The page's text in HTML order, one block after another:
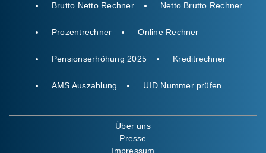
Brutto Netto Rechner Netto Brutto Rechner
Prozentrechner Online Rechner
Pensionserhöhung 2025 Kreditrechner
AMS Auszahlung UID Nummer prüfen
Über uns
Presse
Impressum